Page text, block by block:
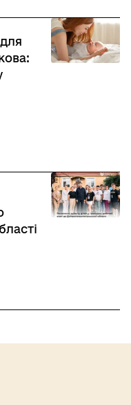
немовляти — перша
робочий візит до